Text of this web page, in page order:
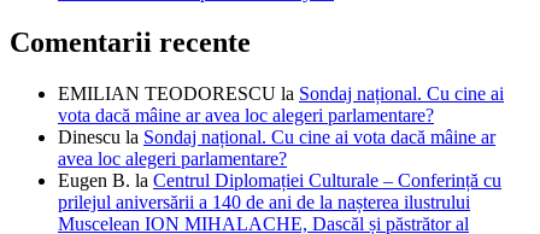
Comentarii recente
EMILIAN TEODORESCU la Sondaj național. Cu cine ai
vota dacă mâine ar avea loc alegeri parlamentare?
Dinescu la Sondaj național. Cu cine ai vota dacă mâine ar
avea loc alegeri parlamentare?
Eugen B. la Centrul Diplomației Culturale – Conferință cu
prilejul aniversării a 140 de ani de la nașterea ilustrului
Muscelean ION MIHALACHE, Dascăl și păstrător al